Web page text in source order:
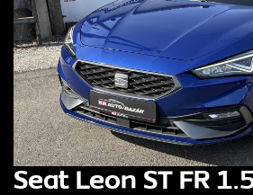
Seat Leon ST FR